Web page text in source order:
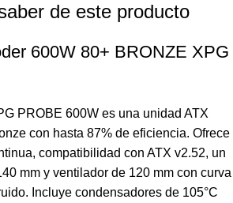
de este producto
600W 80+ BRONZE XPG
PROBE 600W es una unidad ATX
con hasta 87% de eficiencia. Ofrece
compatibilidad con ATX v2.52, un
mm y ventilador de 120 mm con curva
Incluye condensadores de 105°C